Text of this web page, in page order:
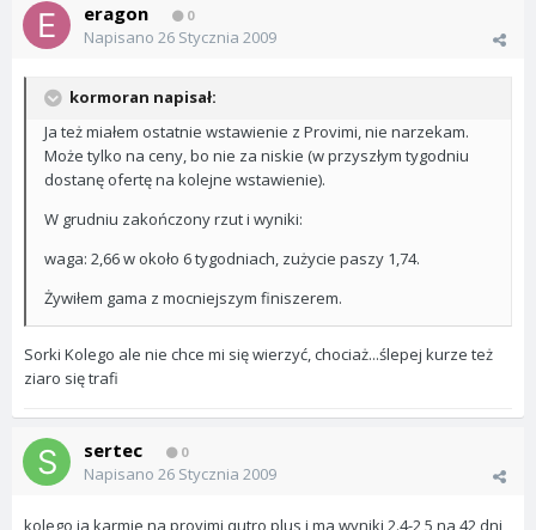
eragon 0
Napisano 26 Stycznia 2009
kormoran napisał:
Ja też miałem ostatnie wstawienie z Provimi, nie narzekam.
Może tylko na ceny, bo nie za niskie (w przyszłym tygodniu
dostanę ofertę na kolejne wstawienie).
W grudniu zakończony rzut i wyniki:
waga: 2,66 w około 6 tygodniach, zużycie paszy 1,74.
Żywiłem gama z mocniejszym finiszerem.
Sorki Kolego ale nie chce mi się wierzyć, chociaż...ślepej kurze też
ziaro się trafi
sertec 0
Napisano 26 Stycznia 2009
kolego ja karmie na provimi qutro plus i ma wyniki 2.4-2,5 na 42 dni